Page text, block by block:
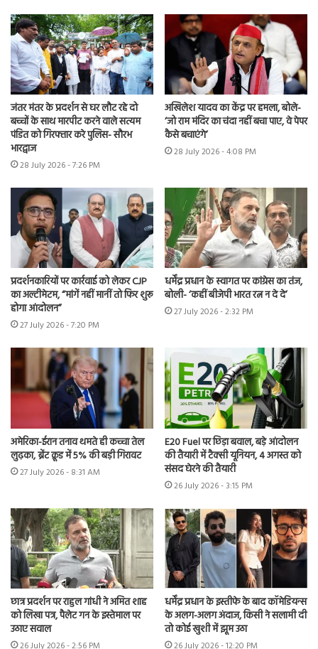
जंतर मंतर के प्रदर्शन से घर लौट रहे दो
बच्चों के साथ मारपीट करने वाले सत्यम
पंडित को गिरफ्तार करे पुलिस- सौरभ
भारद्वाज
28 July 2026 - 7:26 PM
अखिलेश यादव का केंद्र पर हमला, बोले-
‘जो राम मंदिर का चंदा नहीं बचा पाए, वे पेपर
कैसे बचाएंगे’
28 July 2026 - 4:08 PM
प्रदर्शनकारियों पर कार्रवाई को लेकर CJP
का अल्टीमेटम, “मांगें नहीं मानीं तो फिर शुरू
होगा आंदोलन”
27 July 2026 - 7:20 PM
धर्मेंद्र प्रधान के स्वागत पर कांग्रेस का तंज,
बोली- ‘कहीं बीजेपी भारत रत्न न दे दे’
27 July 2026 - 2:32 PM
अमेरिका-ईरान तनाव थमते ही कच्चा तेल
लुढ़का, ब्रेंट क्रूड में 5% की बड़ी गिरावट
27 July 2026 - 8:31 AM
E20 Fuel पर छिड़ा बवाल, बड़े आंदोलन
की तैयारी में टैक्सी यूनियन, 4 अगस्त को
संसद घेरने की तैयारी
26 July 2026 - 3:15 PM
छात्र प्रदर्शन पर राहुल गांधी ने अमित शाह
को लिखा पत्र, पैलेट गन के इस्तेमाल पर
उठाए सवाल
धर्मेंद्र प्रधान के इस्तीफे के बाद कॉमेडियन्स
के अलग-अलग अंदाज, किसी ने सलामी दी
तो कोई खुशी में झूम उठा